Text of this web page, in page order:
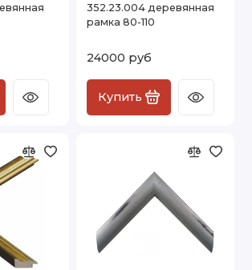
352.23.004 деревянная
рамка 80-110
24000 руб
Купить